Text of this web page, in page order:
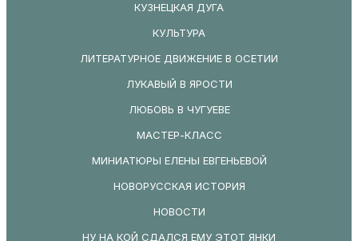
КУЗНЕЦКАЯ ДУГА
КУЛЬТУРА
ЛИТЕРАТУРНОЕ ДВИЖЕНИЕ В ОСЕТИИ
ЛУКАВЫЙ В ЯРОСТИ
ЛЮБОВЬ В ЧУГУЕВЕ
МАСТЕР-КЛАСС
МИНИАТЮРЫ ЕЛЕНЫ ЕВГЕНЬЕВОЙ
НОВОРУССКАЯ ИСТОРИЯ
НОВОСТИ
НУ НА КОЙ СДАЛСЯ ЕМУ ЭТОТ ЯНКИ